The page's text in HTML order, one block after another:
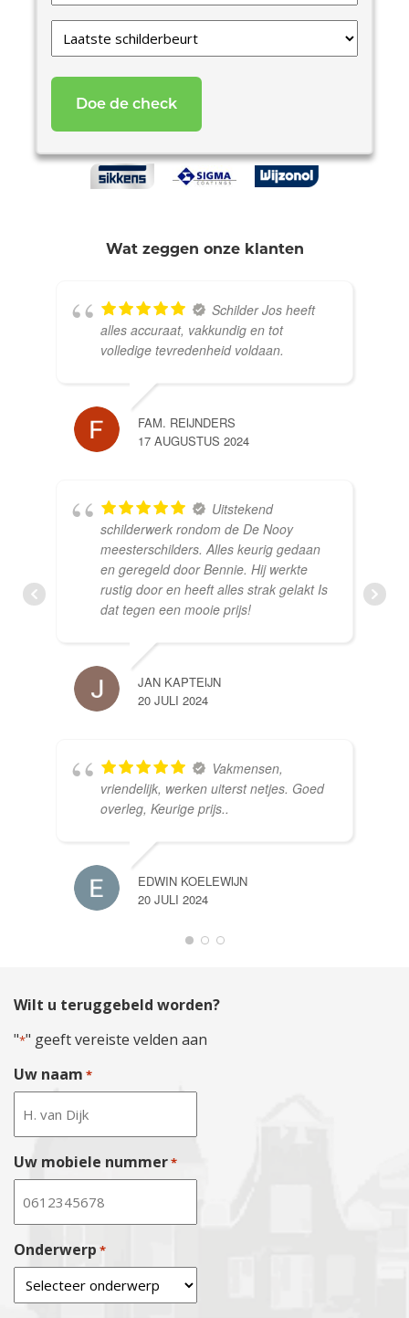
*
schilderbeurt
Wat zeggen onze klanten
Schilder Jos heeft
alles accuraat, vakkundig en tot
volledige tevredenheid voldaan.
FAM. REIJNDERS
17 AUGUSTUS 2024
Uitstekend
schilderwerk rondom de De Nooy
meesterschilders. Alles keurig gedaan
en geregeld door Bennie. Hij werkte
rustig door en heeft alles strak gelakt Is
dat tegen een mooie prijs!
JAN KAPTEIJN
20 JULI 2024
Vakmensen,
vriendelijk, werken uiterst netjes. Goed
overleg, Keurige prijs..
EDWIN KOELEWIJN
20 JULI 2024
Wilt u teruggebeld worden?
"*" geeft vereiste velden aan
Uw naam *
Uw mobiele nummer*
Onderwerp *